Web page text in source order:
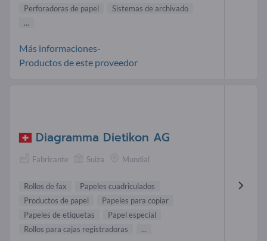
Perforadoras de papel
Sistemas de archivado
...
Más informaciones-
Productos de este proveedor
Diagramma Dietikon AG
Fabricante Suiza Mundial
Rollos de fax
Papeles cuadriculados
Productos de papel
Papeles para copiar
Papeles de etiquetas
Papel especial
Rollos para cajas registradoras
...